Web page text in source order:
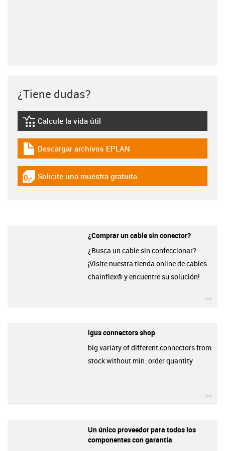
¿Tiene dudas?
igus-icon-lebensdauerrechner
Calcule la vida útil
igus-icon-download-plan
Descargar archivos EPLAN
igus-icon-gratismuster
Solicite una muestra gratuita
¿Comprar un cable sin conector?
¿Busca un cable sin confeccionar?
¡Visite nuestra tienda online de cables
chainflex® y encuentre su solución!
igus connectors shop
big variaty of different connectors from
stock without min. order quantity
Un único proveedor para todos los
componentes con garantía